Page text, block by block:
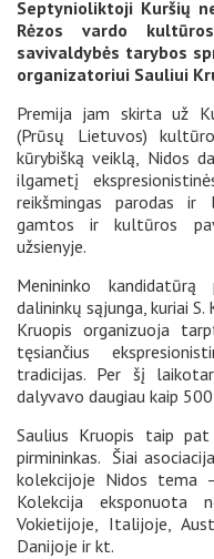
Septynioliktoji Kuršių
Rėzos vardo
savivaldybės tarybos
organizatoriui Sauliui
Premija jam skirta už
(Prūsų Lietuvos)
kūrybišką veiklą, Nidos
ilgametį
reikšmingas parodas ir
gamtos ir kultūros
užsienyje.
Menininko
dalininkų sąjunga, kuriai
Kruopis organizuoja
tęsiančius
tradicijas. Per šį
dalyvavo daugiau kaip
Saulius Kruopis taip pat
pirmininkas. Šiai
kolekcijoje Nidos tema
Kolekcija eksponuota
Vokietijoje, Italijoje,
Danijoje ir kt.